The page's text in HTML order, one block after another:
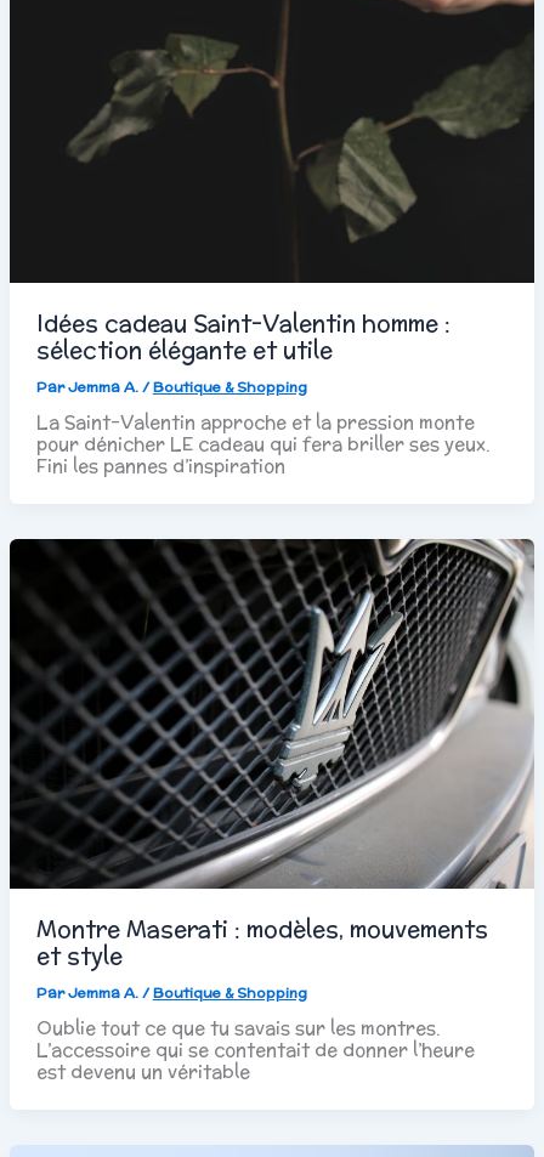
Idées cadeau Saint-Valentin homme :
sélection élégante et utile
ParJemma A./Boutique & Shopping
La Saint-Valentin approche et la pression monte
pour dénicher LE cadeau qui fera briller ses yeux.
Fini les pannes d’inspiration
Montre Maserati : modèles, mouvements
et style
ParJemma A./Boutique & Shopping
Oublie tout ce que tu savais sur les montres.
L’accessoire qui se contentait de donner l’heure
est devenu un véritable